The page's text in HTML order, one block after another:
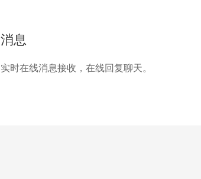
消息
实时在线消息接收，在线回复聊天。